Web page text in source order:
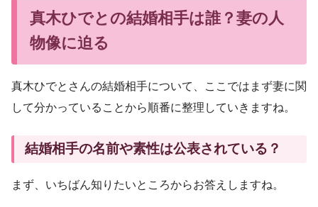
真木ひでとの結婚相手は誰？妻の人
物像に迫る
真木ひでとさんの結婚相手について、ここではまず妻に関
して分かっていることから順番に整理していきますね。
結婚相手の名前や素性は公表されている？
まず、いちばん知りたいところからお答えしますね。